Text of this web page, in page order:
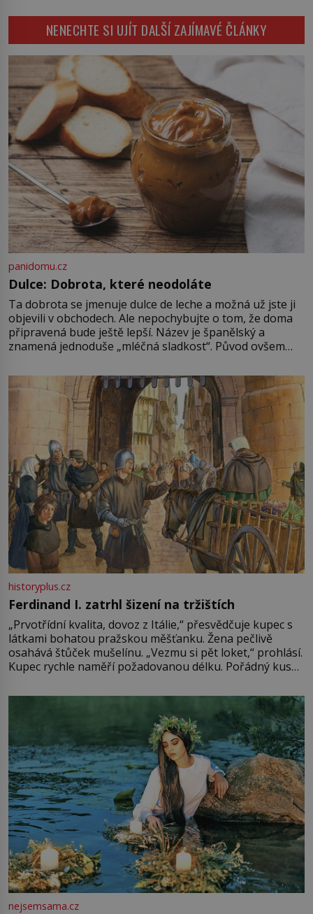
dokáže příroda a napovídá, kde
bychom jednou […]
energie. Právě na tu se zaměří
pozornost dvojice zkušených
astronomů. Namísto ní ale objeví
něco mnohem hmatatelnějšího.
Naprosto rekordní kometu!
Astronomové Pedro Bernardinelli a
Gary Bernstein mravenčí prací
zkoumají archivní snímky v rámci
Průzkumu temné energie […]
NENECHTE SI UJÍT DALŠÍ ZAJÍMAVÉ ČLÁNKY
panidomu.cz
Dulce: Dobrota, které neodoláte
Ta dobrota se jmenuje dulce de leche a možná už jste ji
objevili v obchodech. Ale nepochybujte o tom, že doma
připravená bude ještě lepší. Název je španělský a
znamená jednoduše „mléčná sladkost“. Původ ovšem
pře hned několik latinskoamerických zemí a k tomu
Francie, kde se traduje,
historyplus.cz
Ferdinand I. zatrhl šizení na tržištích
„Prvotřídní kvalita, dovoz z Itálie,“ přesvědčuje kupec s
látkami bohatou pražskou měšťanku. Žena pečlivě
osahává štůček mušelínu. „Vezmu si pět loket,“ prohlásí.
Kupec rychle naměří požadovanou délku. Pořádný kus
milostpaní. Stačí jenom na sukni,“ zhodnotí švadlena
množství růžového mušelínu. „Ošidili vás, podívejte.“
Vezme do ruky dřevěnou
nejsemsama.cz